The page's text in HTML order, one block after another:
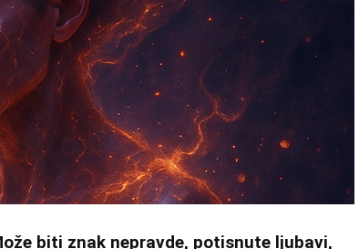
biti znak nepravde, potisnute ljubavi,